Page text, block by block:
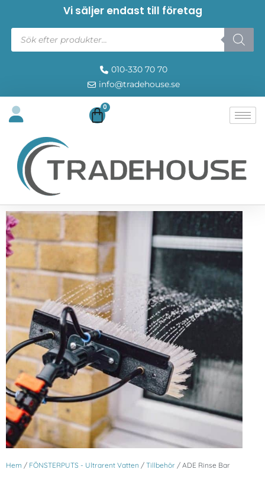
Vi säljer endast till företag
010-330 70 70
info@tradehouse.se
0
Hem / FÖNSTERPUTS - Ultrarent Vatten / Tillbehör / ADE Rinse Bar